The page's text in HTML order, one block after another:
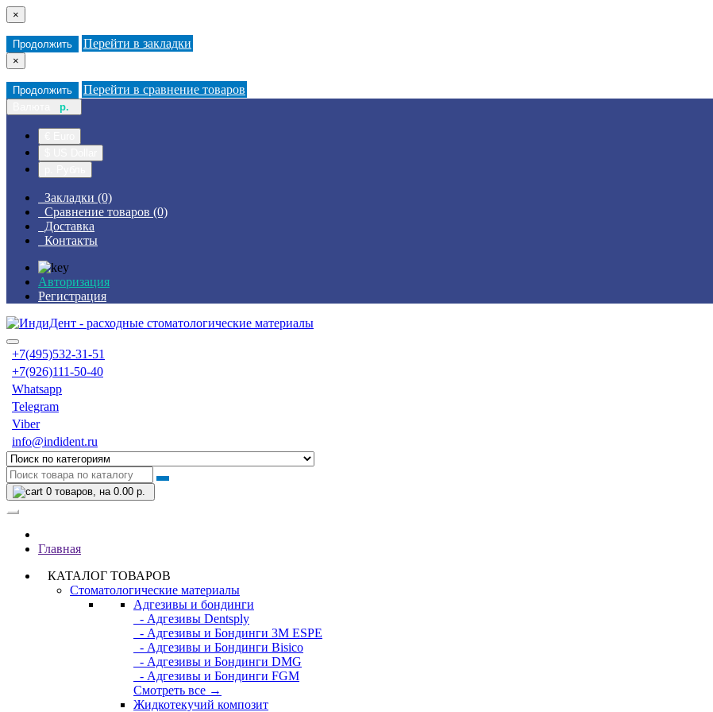
×
Продолжить Перейти в закладки
×
Продолжить Перейти в сравнение товаров
р.
Закладки (0)
Сравнение товаров (0)
Доставка
Контакты
Авторизация
Регистрация
+7(495)532-31-51
+7(926)111-50-40
Whatsapp
Telegram
Viber
info@indident.ru
0 товаров, на 0.00 р.
Главная
КАТАЛОГ ТОВАРОВ
Стоматологические материалы
Адгезивы и бондинги
- Адгезивы Dentsply
- Адгезивы и Бондинги 3M ESPE
- Адгезивы и Бондинги Bisico
- Адгезивы и Бондинги DMG
- Адгезивы и Бондинги FGM
Смотреть все →
Жидкотекучий композит